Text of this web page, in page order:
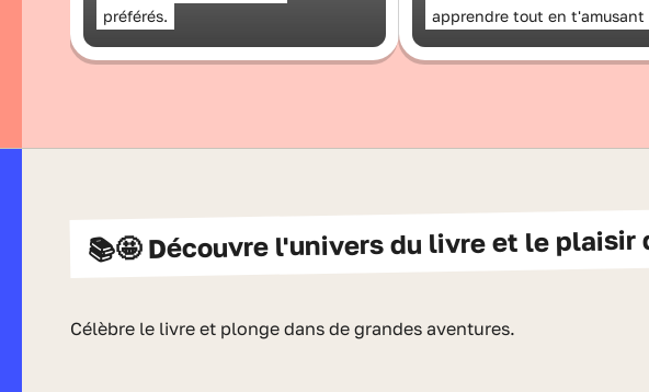
préférés.
apprendre tout en t'amusant
📚🤩 Découvre l'univers du livre et le
Célèbre le livre et plonge dans de grandes aventures.